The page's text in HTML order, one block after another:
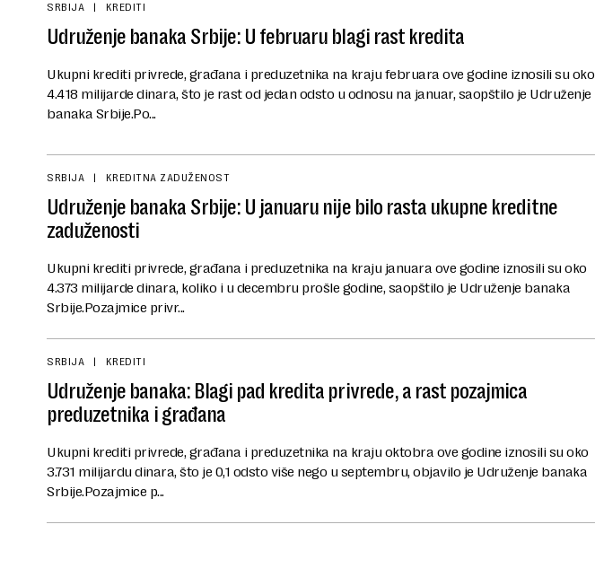
SRBIJA KREDITI
Udruženje banaka Srbije: U februaru blagi rast kredita
Ukupni krediti privrede, građana i preduzetnika na kraju februara ove godine iznosili su oko
4.418 milijarde dinara, što je rast od jedan odsto u odnosu na januar, saopštilo je Udruženje
banaka Srbije.Po...
SRBIJA KREDITNA ZADUŽENOST
Udruženje banaka Srbije: U januaru nije bilo rasta ukupne kreditne
zaduženosti
Ukupni krediti privrede, građana i preduzetnika na kraju januara ove godine iznosili su oko
4.373 milijarde dinara, koliko i u decembru prošle godine, saopštilo je Udruženje banaka
Srbije.Pozajmice privr...
SRBIJA KREDITI
Udruženje banaka: Blagi pad kredita privrede, a rast pozajmica
preduzetnika i građana
Ukupni krediti privrede, građana i preduzetnika na kraju oktobra ove godine iznosili su oko
3.731 milijardu dinara, što je 0,1 odsto više nego u septembru, objavilo je Udruženje banaka
Srbije.Pozajmice p...